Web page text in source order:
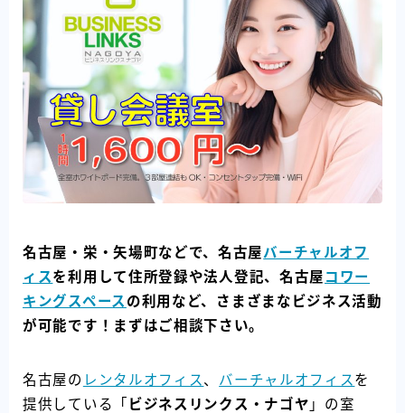
名古屋・栄・矢場町などで、名古屋バーチャルオフ
ィスを利用して住所登録や法人登記、名古屋 コワー
キングスペース の利用など、さまざまなビジネス活動
が可能です！まずはご相談下さい。
名古屋の レンタルオフィス 、 バーチャルオフィス を
提供している「 ビジネスリンクス・ナゴヤ 」の室